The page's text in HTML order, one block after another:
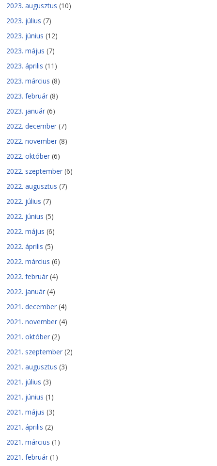
2023. augusztus (10)
2023. július (7)
2023. június (12)
2023. május (7)
2023. április (11)
2023. március (8)
2023. február (8)
2023. január (6)
2022. december (7)
2022. november (8)
2022. október (6)
2022. szeptember (6)
2022. augusztus (7)
2022. július (7)
2022. június (5)
2022. május (6)
2022. április (5)
2022. március (6)
2022. február (4)
2022. január (4)
2021. december (4)
2021. november (4)
2021. október (2)
2021. szeptember (2)
2021. augusztus (3)
2021. július (3)
2021. június (1)
2021. május (3)
2021. április (2)
2021. március (1)
2021. február (1)